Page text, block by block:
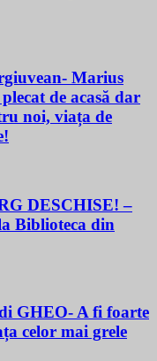
Marius
de acasă dar
noi, viața de
DESCHISE! –
Biblioteca din
GHEO- A fi foarte
celor mai grele